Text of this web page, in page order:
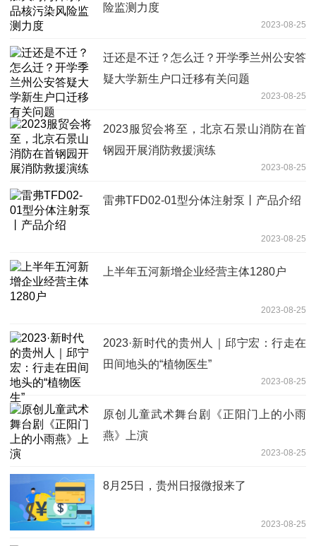
险监测力度
2023-08-25
迁还是不迁？怎么迁？开学季兰州公安答
疑大学新生户口迁移有关问题
2023-08-25
2023服贸会将至，北京石景山消防在首
钢园开展消防救援演练
2023-08-25
雷弗TFD02-01型分体注射泵丨产品介绍
2023-08-25
上半年五河新增企业经营主体1280户
2023-08-25
2023·新时代的贵州人｜邱宁宏：行走在
田间地头的“植物医生”
2023-08-25
原创儿童武术舞台剧《正阳门上的小雨
燕》上演
2023-08-25
8月25日，贵州日报微报来了
2023-08-25